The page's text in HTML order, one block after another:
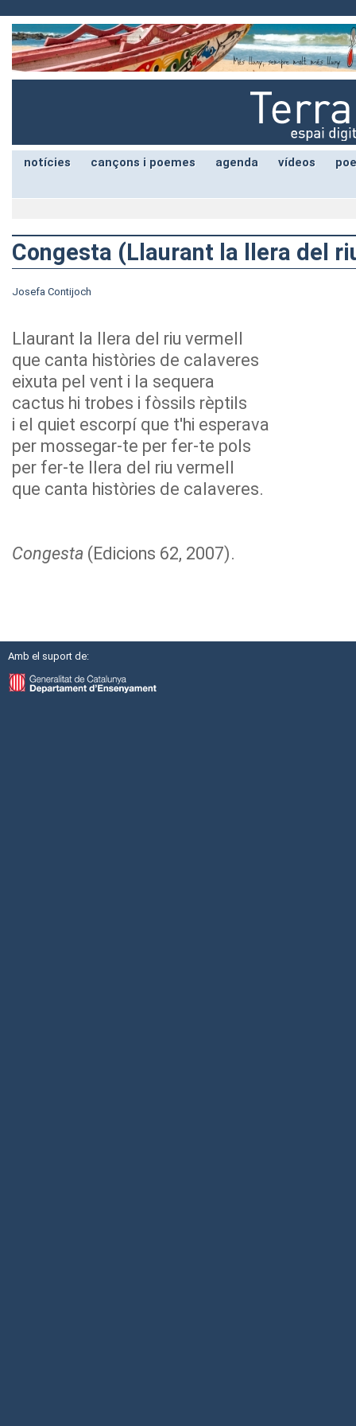
notícies cançons i poemes agenda vídeos
Congesta (Llaurant la llera del
Josefa Contijoch
Llaurant la llera del riu vermell
que canta històries de calaveres
eixuta pel vent i la sequera
cactus hi trobes i fòssils rèptils
i el quiet escorpí que t'hi esperava
per mossegar-te per fer-te pols
per fer-te llera del riu vermell
que canta històries de calaveres.
Congesta (Edicions 62, 2007).
Amb el suport de: